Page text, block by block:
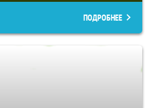
ПОДРОБНЕЕ